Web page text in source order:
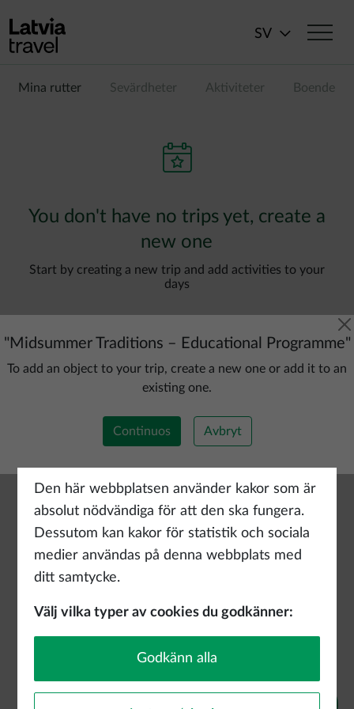
SV
Mina rutter Sevärdheter Aktiviteter Boende
You don't have no trips yet, create a
new one
Start by creating a new trip and add activities to your
days
Lägg till ny rutt
" Midsummer Traditions – Educational Programme"
To add an object to your trip, create a new one or add it to an
existing one.
Continuos Avbryt
Den här webbplatsen använder kakor som är
absolut nödvändiga för att den ska fungera.
Dessutom kan kakor för statistik och sociala
medier användas på denna webbplats med
ditt samtycke.
Välj vilka typer av cookies du godkänner:
Godkänn alla